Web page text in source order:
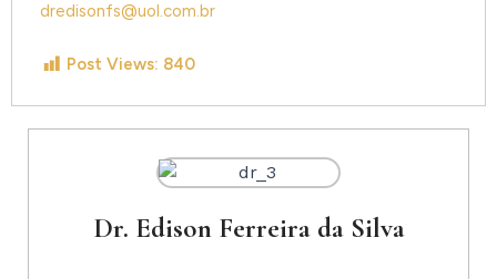
dredisonfs@uol.com.br
Post Views: 840
Dr. Edison Ferreira da Silva